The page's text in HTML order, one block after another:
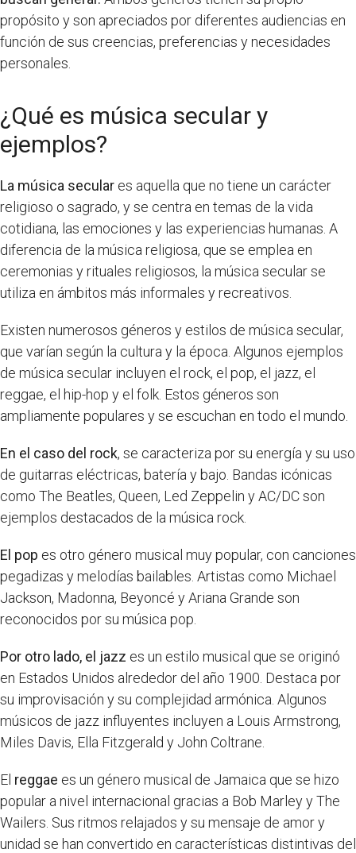
propósito y son apreciados por diferentes audiencias en
función de sus creencias, preferencias y necesidades
personales.
¿Qué es música secular y
ejemplos?
La música secular es aquella que no tiene un carácter
religioso o sagrado, y se centra en temas de la vida
cotidiana, las emociones y las experiencias humanas. A
diferencia de la música religiosa, que se emplea en
ceremonias y rituales religiosos, la música secular se
utiliza en ámbitos más informales y recreativos.
Existen numerosos géneros y estilos de música secular,
que varían según la cultura y la época. Algunos ejemplos
de música secular incluyen el rock, el pop, el jazz, el
reggae, el hip-hop y el folk. Estos géneros son
ampliamente populares y se escuchan en todo el mundo.
En el caso del rock, se caracteriza por su energía y su uso
de guitarras eléctricas, batería y bajo. Bandas icónicas
como The Beatles, Queen, Led Zeppelin y AC/DC son
ejemplos destacados de la música rock.
El pop es otro género musical muy popular, con canciones
pegadizas y melodías bailables. Artistas como Michael
Jackson, Madonna, Beyoncé y Ariana Grande son
reconocidos por su música pop.
Por otro lado, el jazz es un estilo musical que se originó
en Estados Unidos alrededor del año 1900. Destaca por
su improvisación y su complejidad armónica. Algunos
músicos de jazz influyentes incluyen a Louis Armstrong,
Miles Davis, Ella Fitzgerald y John Coltrane.
El reggae es un género musical de Jamaica que se hizo
popular a nivel internacional gracias a Bob Marley y The
Wailers. Sus ritmos relajados y su mensaje de amor y
unidad se han convertido en características distintivas del